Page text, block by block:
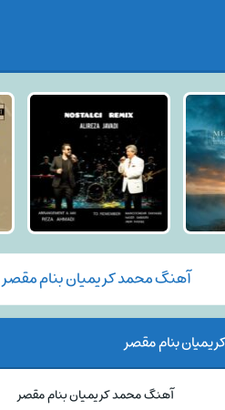
آهنگ محمد کریمیان بنام مقصر
بنام مقصر
آهنگ محمد کریمیان بنام مقصر